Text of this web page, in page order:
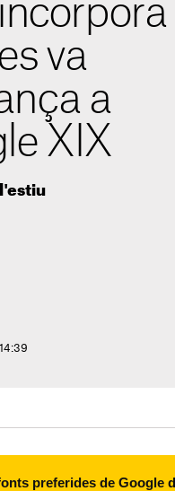
va
a
XIX
preferides de Google